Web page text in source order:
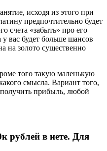
исходя из этого при
предпочтительно будет
счета «забыть» про его
вас будет больше шансов
на золото существенно
того такую маленькую
смысла. Вариант того,
прибыль, любой
рублей в нете. Для